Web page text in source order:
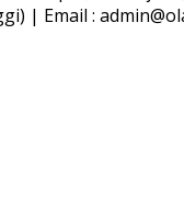
| Email :